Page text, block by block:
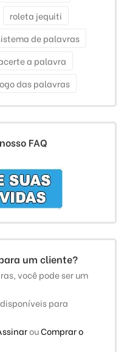
roleta jequiti
de palavras
a palavra
das palavras
FAQ
um cliente?
você pode ser um
para
ouComprar o